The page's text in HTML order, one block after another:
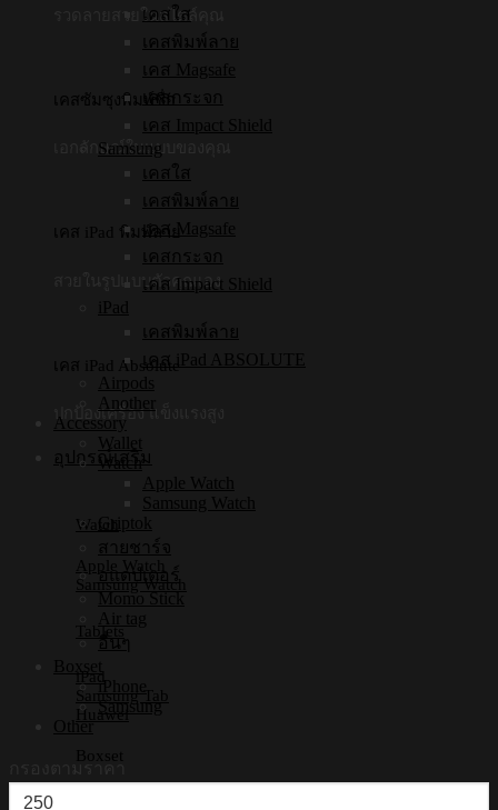
รวดลายสวยในสไตล์คุณ
เคสซัมซุงพิมพ์ชื่อ
เอกลักษณ์ในแบบของคุณ
เคส iPad พิมพ์ลาย
สวยในรูปแบบตัวคุณเอง
เคส iPad Absolute
ปกป้องเครื่อง แข็งแรงสูง
อุปกรณ์เสริม
Watch
Apple Watch
Samsung Watch
Tablets
iPad
Samsung Tab
Huawei
Boxset
เคสใส
เคสพิมพ์ลาย
เคส Magsafe
เคสกระจก
เคส Impact Shield
Samsung
เคสใส
เคสพิมพ์ลาย
เคส Magsafe
เคสกระจก
เคส Impact Shield
iPad
เคสพิมพ์ลาย
เคส iPad ABSOLUTE
Airpods
Another
Accessory
Wallet
Watch
Apple Watch
Samsung Watch
Griptok
สายชาร์จ
อแดปเตอร์
Momo Stick
Air tag
อื่นๆ
Boxset
iPhone
Samsung
Other
ราคา